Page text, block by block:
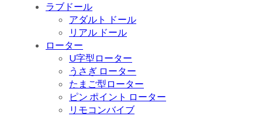
ラブドール
アダルト ドール
リアル ドール
ローター
U字型ローター
うさぎ ローター
たまご型ローター
ピン ポイント ローター
リモコンバイブ